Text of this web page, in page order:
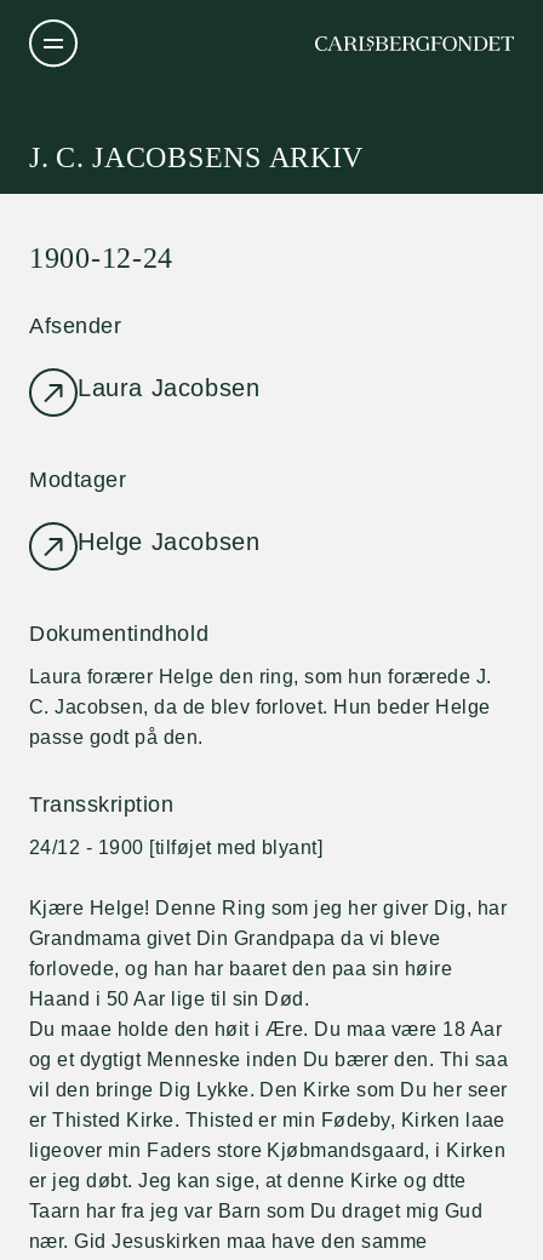
J. C. JACOBSENS ARKIV
1900-12-24
Afsender
Laura Jacobsen
Modtager
Helge Jacobsen
Dokumentindhold
Laura forærer Helge den ring, som hun forærede J.
C. Jacobsen, da de blev forlovet. Hun beder Helge
passe godt på den.
Transskription
24/12 - 1900 [tilføjet med blyant]
Kjære Helge! Denne Ring som jeg her giver Dig, har
Grandmama givet Din Grandpapa da vi bleve
forlovede, og han har baaret den paa sin høire
Haand i 50 Aar lige til sin Død.
Du maae holde den høit i Ære. Du maa være 18 Aar
og et dygtigt Menneske inden Du bærer den. Thi saa
vil den bringe Dig Lykke. Den Kirke som Du her seer
er Thisted Kirke. Thisted er min Fødeby, Kirken laae
ligeover min Faders store Kjøbmandsgaard, i Kirken
er jeg døbt. Jeg kan sige, at denne Kirke og dtte
Taarn har fra jeg var Barn som Du draget mig Gud
nær. Gid Jesuskirken maa have den samme